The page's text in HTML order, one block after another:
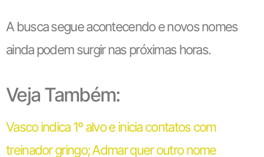
A busca segue acontecendo e novos nomes
ainda podem surgir nas próximas horas.
Veja Também:
Vasco indica 1º alvo e inicia contatos com
treinador gringo; Admar quer outro nome